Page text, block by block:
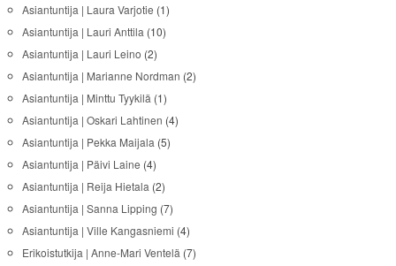
Asiantuntija | Laura Varjotie (1)
Asiantuntija | Lauri Anttila (10)
Asiantuntija | Lauri Leino (2)
Asiantuntija | Marianne Nordman (2)
Asiantuntija | Minttu Tyykilä (1)
Asiantuntija | Oskari Lahtinen (4)
Asiantuntija | Pekka Maijala (5)
Asiantuntija | Päivi Laine (4)
Asiantuntija | Reija Hietala (2)
Asiantuntija | Sanna Lipping (7)
Asiantuntija | Ville Kangasniemi (4)
Erikoistutkija | Anne-Mari Ventelä (7)